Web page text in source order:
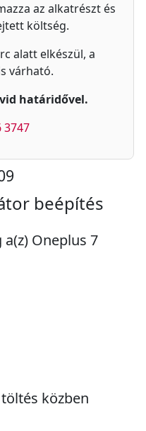
az alkatrészt és
költség.
alatt elkészül, a
várható.
határidővel.
3747
beépítés
Oneplus 7
közben